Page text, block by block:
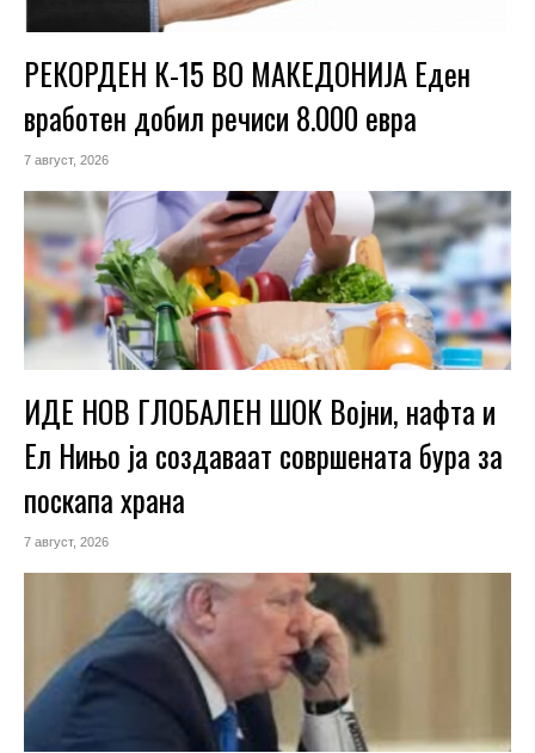
РЕКОРДЕН К-15 ВО МАКЕДОНИЈА Еден
вработен добил речиси 8.000 евра
7 август, 2026
ИДЕ НОВ ГЛОБАЛЕН ШОК Војни, нафта и
Ел Нињо ја создаваат совршената бура за
поскапа храна
7 август, 2026